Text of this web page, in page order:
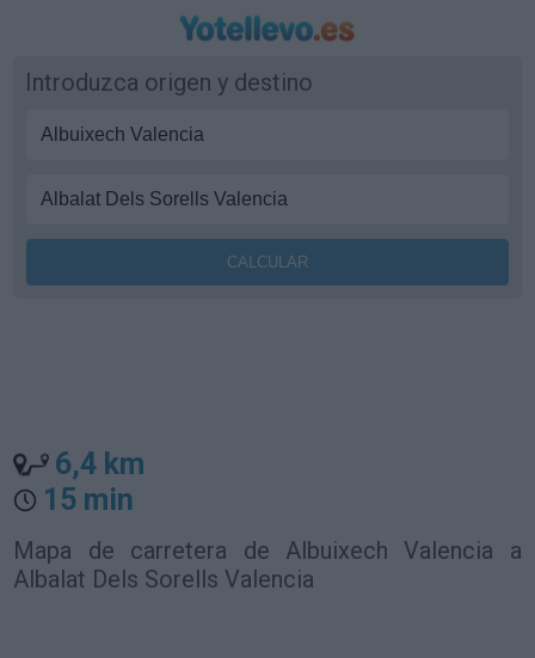
Introduzca origen y destino
6,4 km
15 min
Mapa de carretera de Albuixech Valencia a
Albalat Dels Sorells Valencia